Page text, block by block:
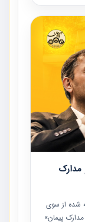
مدارک
شده از سوی
پیمان»